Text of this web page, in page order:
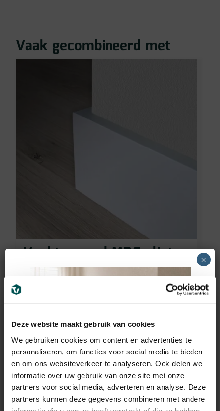
Deze website maakt gebruik van cookies
We gebruiken cookies om content en advertenties te
personaliseren, om functies voor social media te bieden
en om ons websiteverkeer te analyseren. Ook delen we
informatie over uw gebruik van onze site met onze
partners voor social media, adverteren en analyse. Deze
partners kunnen deze gegevens combineren met andere
Vaak gecombineerd met
Vochtwerend MDF plint
voorgelakt RAL9016
×